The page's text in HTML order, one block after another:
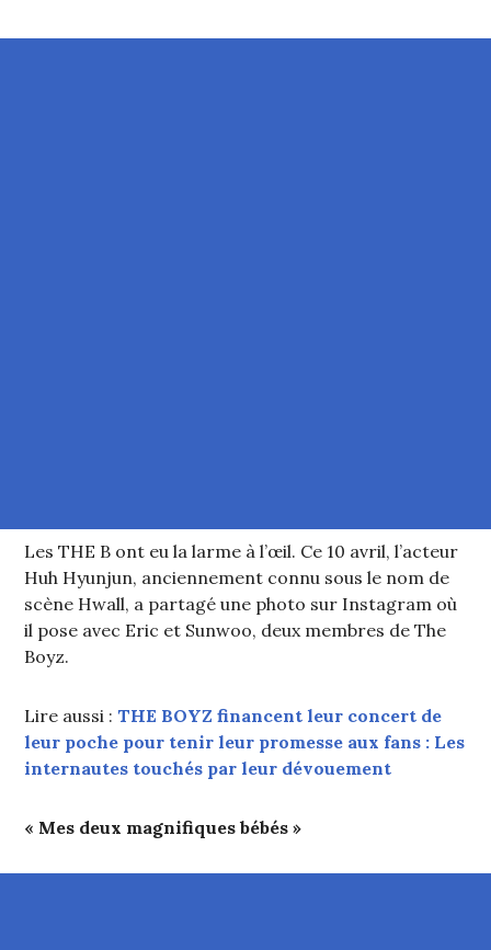
Les THE B ont eu la larme à l’œil. Ce 10 avril, l’acteur
Huh Hyunjun, anciennement connu sous le nom de
scène Hwall, a partagé une photo sur Instagram où
il pose avec Eric et Sunwoo, deux membres de The
Boyz.
Lire aussi : THE BOYZ financent leur concert de
leur poche pour tenir leur promesse aux fans : Les
internautes touchés par leur dévouement
« Mes deux magnifiques bébés »